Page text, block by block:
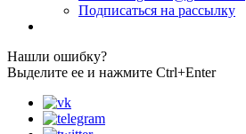
Подписаться на рассылку
Нашли ошибку?
Выделите ее и нажмите Ctrl+Enter